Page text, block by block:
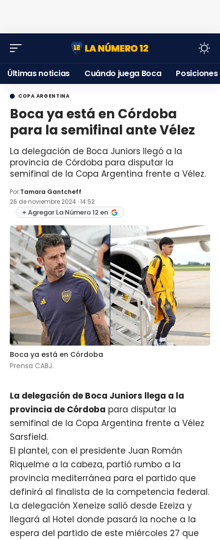
Últimas noticias Cuándo juega Boca Posiciones
COPA ARGENTINA
Boca ya está en Córdoba
para la semifinal ante Vélez
La delegación de Boca Juniors llegó a la
provincia de Córdoba para disputar la
semifinal de la Copa Argentina frente a Vélez.
Por:Tamara Gantcheff
26 de noviembre 2024 · 14:52
+ Agregar La Número 12 en
Boca ya está en Córdoba
Prensa CABJ.
La delegación de Boca Juniors llega a la
provincia de Córdoba para disputar la
semifinal de la Copa Argentina frente a Vélez
Sarsfield.
El plantel, con el presidente Juan Román
Riquelme a la cabeza, partió rumbo a la
provincia mediterránea para el partido que
definirá al finalista de la competencia federal.
La delegación Xeneize salió desde Ezeiza y
llegará al Hotel donde pasará la noche a la
espera del partido de este miércoles 27 que